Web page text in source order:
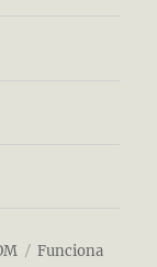
Funciona